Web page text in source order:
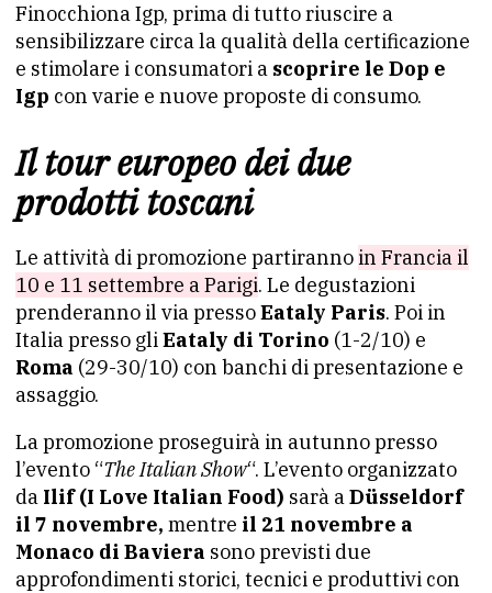
Finocchiona Igp, prima di tutto riuscire a
sensibilizzare circa la qualità della certificazione
e stimolare i consumatori a scoprire le Dop e
Igp con varie e nuove proposte di consumo.
Il tour europeo dei due
prodotti toscani
Le attività di promozione partirannoin Francia il
10 e 11 settembre a Parigi. Le degustazioni
prenderanno il via pressoEataly Paris. Poi in
Italia presso gliEataly di Torino (1-2/10) e
Roma (29-30/10) con banchi di presentazione e
assaggio.
La promozione proseguirà in autunno presso
l’evento “The Italian Show“. L’evento organizzato
da Ilif (I Love Italian Food) sarà aDüsseldorf
il 7 novembre, mentre il 21 novembre a
Monaco di Baviera sono previsti due
approfondimenti storici, tecnici e produttivi con